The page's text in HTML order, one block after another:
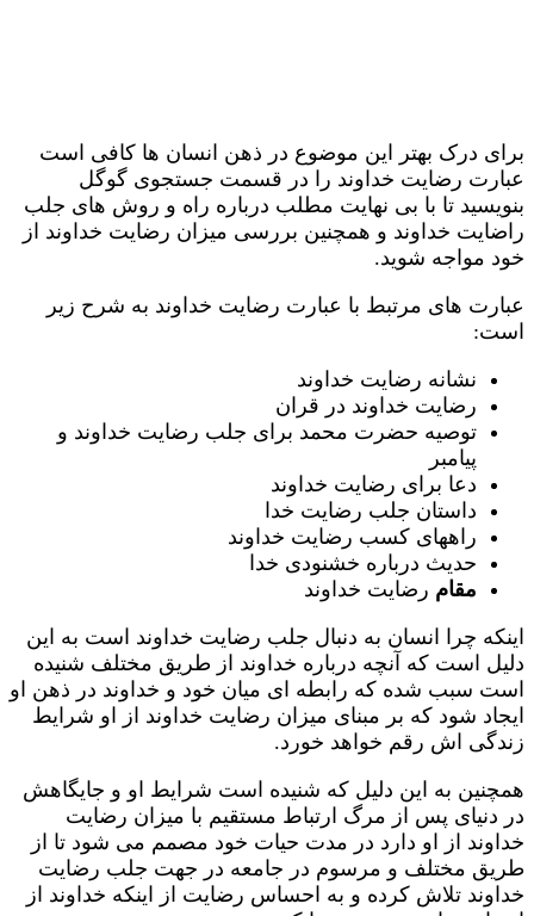
برای درک بهتر این موضوع در ذهن انسان ها کافی است
عبارت رضایت خداوند را در قسمت جستجوی گوگل
بنویسید تا با بی نهایت مطلب درباره راه و روش های جلب
راضایت خداوند و همچنین بررسی میزان رضایت خداوند از
خود مواجه شوید.
عبارت های مرتبط با عبارت رضایت خداوند به شرح زیر
است:
نشانه رضایت خداوند
رضایت خداوند در قران
توصیه حضرت محمد برای جلب رضایت خداوند و
پیامبر
دعا برای رضایت خداوند
داستان جلب رضایت خدا
راههای کسب رضایت خداوند
حدیث درباره خشنودی خدا
مقام رضایت خداوند
اینکه چرا انسان به دنبال جلب رضایت خداوند است به این
دلیل است که آنچه درباره خداوند از طریق مختلف شنیده
است سبب شده که رابطه ای میان خود و خداوند در ذهن او
ایجاد شود که بر مبنای میزان رضایت خداوند از او شرایط
زندگی اش رقم خواهد خورد.
همچنین به این دلیل که شنیده است شرایط او و جایگاهش
در دنیای پس از مرگ ارتباط مستقیم با میزان رضایت
خداوند از او دارد در مدت حیات خود مصمم می شود تا از
طریق مختلف و مرسوم در جامعه در جهت جلب رضایت
خداوند تلاش کرده و به احساس رضایت از اینکه خداوند از